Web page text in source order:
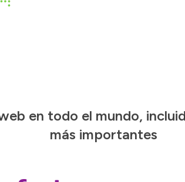
en todo el mundo,
más importantes